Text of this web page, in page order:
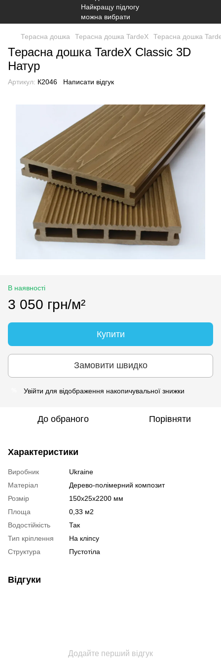
Терасна дошка Терасна дошка TardeX Терасна дошка
Терасна дошка TardeX Classic 3D
Натур
Артикул: К2046 Написати відгук
В наявності
3 050 грн/м²
Купити
Замовити швидко
Увійти для відображення накопичувальної знижки
До обраного Порівняти
Характеристики
Виробник
Ukraine
Матеріал
Дерево-полімерний композит
Розмір
150х25х2200 мм
Площа
0,33 м2
Водостійкість
Так
Тип кріплення
На кліпсу
Структура
Пустотіла
Відгуки
Додайте перший відгук